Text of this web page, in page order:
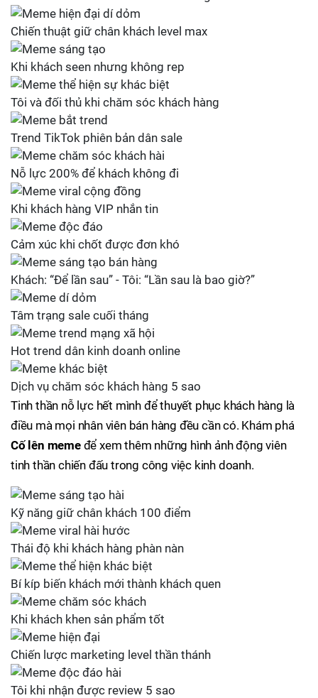
Chiến thuật giữ chân khách level max
Khi khách seen nhưng không rep
Tôi và đối thủ khi chăm sóc khách hàng
Trend TikTok phiên bản dân sale
Nỗ lực 200% để khách không đi
Khi khách hàng VIP nhắn tin
Cảm xúc khi chốt được đơn khó
Khách: “Để lần sau” - Tôi: “Lần sau là bao giờ?”
Tâm trạng sale cuối tháng
Hot trend dân kinh doanh online
Dịch vụ chăm sóc khách hàng 5 sao
Tinh thần nỗ lực hết mình để thuyết phục khách hàng là
điều mà mọi nhân viên bán hàng đều cần có. Khám phá
Cố lên memeđể xem thêm những hình ảnh động viên
tinh thần chiến đấu trong công việc kinh doanh.
Kỹ năng giữ chân khách 100 điểm
Thái độ khi khách hàng phàn nàn
Bí kíp biến khách mới thành khách quen
Khi khách khen sản phẩm tốt
Chiến lược marketing level thần thánh
Tôi khi nhận được review 5 sao